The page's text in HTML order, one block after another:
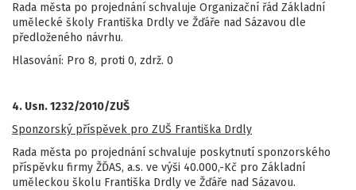
Rada města po projednání schvaluje Organizační řád Základní
umělecké školy Františka Drdly ve Žďáře nad Sázavou dle
předloženého návrhu.
Hlasování: Pro 8, proti 0, zdrž. 0
4. Usn. 1232/2010/ZUŠ
Sponzorský příspěvek pro ZUŠ Františka Drdly
Rada města po projednání schvaluje poskytnutí sponzorského
příspěvku firmy ŽĎAS, a.s. ve výši 40.000,-Kč pro Základní
uměleckou školu Františka Drdly ve Žďáře nad Sázavou.